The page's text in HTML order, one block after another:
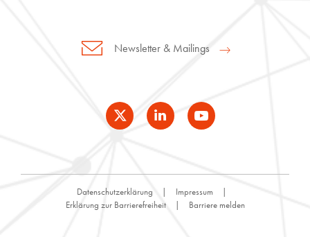
Newsletter & Mailings
Datenschutzerklärung
Impressum
Erklärung zur Barrierefreiheit
Barriere melden